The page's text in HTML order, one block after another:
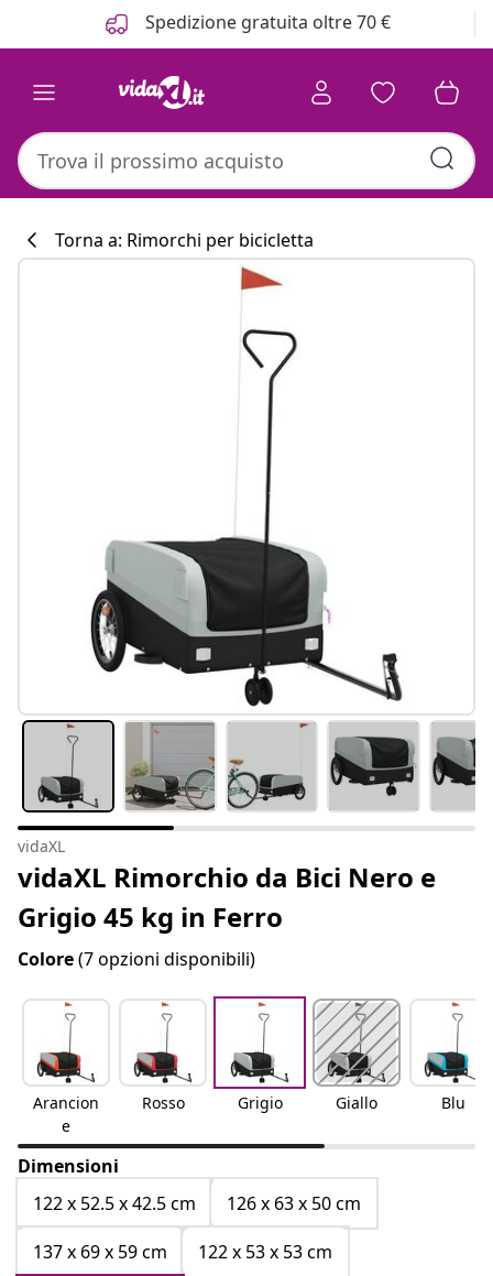
Spedizione gratuita oltre 70 €
Torna a: Rimorchi per bicicletta
vidaXL
vidaXL Rimorchio da Bici Nero e
Grigio 45 kg in Ferro
Colore(7 opzioni disponibili)
Arancion
e
Rosso Grigio Giallo Blu
Dimensioni
122 x 52.5 x 42.5 cm
126 x 63 x 50 cm
137 x 69 x 59 cm
122 x 53 x 53 cm